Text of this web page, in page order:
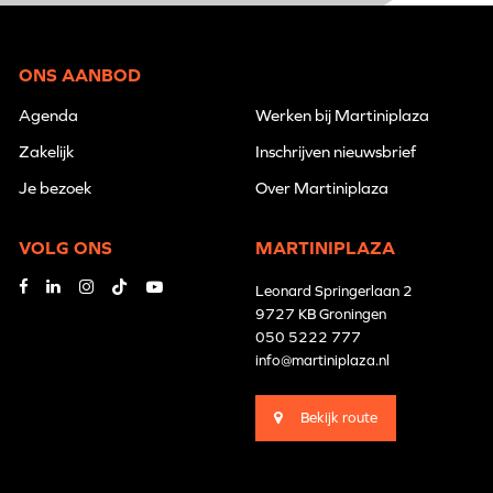
ONS AANBOD
Agenda
Zakelijk
Je bezoek
Werken bij Martiniplaza
Inschrijven nieuwsbrief
Over Martiniplaza
VOLG ONS MARTINIPLAZA
Leonard Springerlaan 2
9727 KB Groningen
050 5222 777
info@martiniplaza.nl
Bekijk route